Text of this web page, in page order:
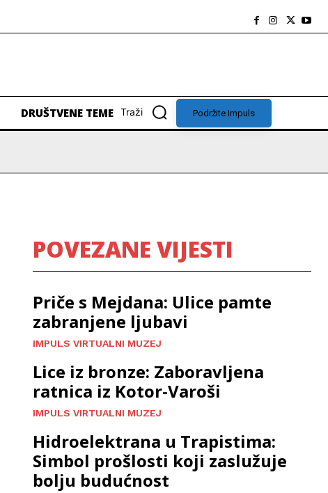
DRUŠTVENE TEME Traži Podržite Impuls
POVEZANE VIJESTI
Priče s Mejdana: Ulice pamte
zabranjene ljubavi
IMPULS VIRTUALNI MUZEJ
Lice iz bronze: Zaboravljena
ratnica iz Kotor-Varoši
IMPULS VIRTUALNI MUZEJ
Hidroelektrana u Trapistima:
Simbol prošlosti koji zaslužuje
bolju budućnost